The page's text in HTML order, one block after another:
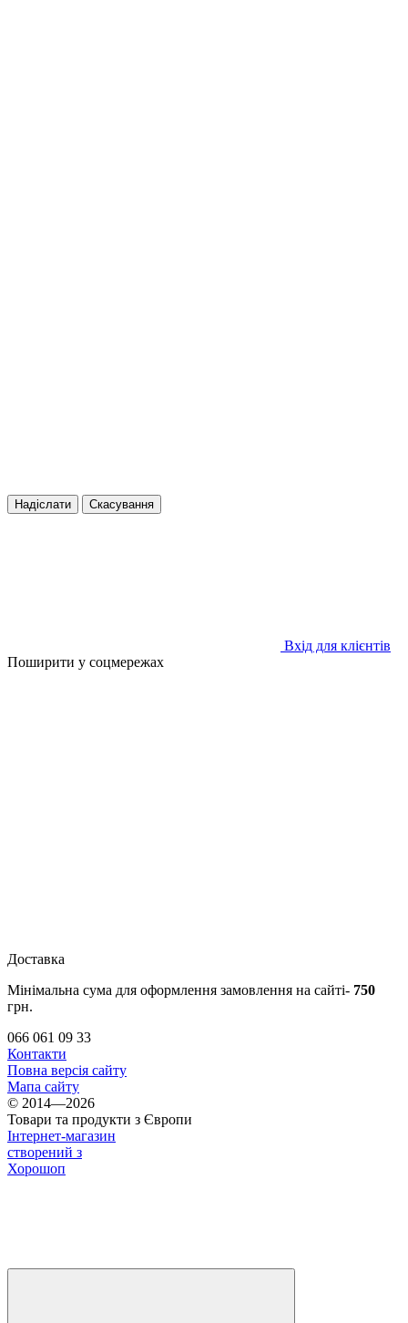
Надіслати Скасування
Вхід для клієнтів
Поширити у соцмережах
Доставка
Мінімальна сума для оформлення замовлення на сайті- 750
грн.
066 061 09 33
Контакти
Повна версія сайту
Мапа сайту
© 2014—2026
Товари та продукти з Європи
Інтернет-магазин
створений з
Хорошоп